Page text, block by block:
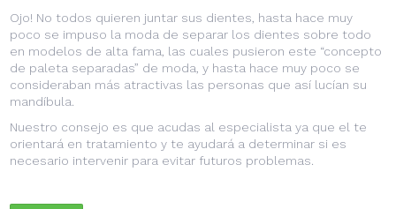
Ojo! No todos quieren juntar sus dientes, hasta hace muy
poco se impuso la moda de separar los dientes sobre todo
en modelos de alta fama, las cuales pusieron este “concepto
de paleta separadas” de moda, y hasta hace muy poco se
consideraban más atractivas las personas que así lucían su
mandíbula.
Nuestro consejo es que acudas al especialista ya que el te
orientará en tratamiento y te ayudará a determinar si es
necesario intervenir para evitar futuros problemas.